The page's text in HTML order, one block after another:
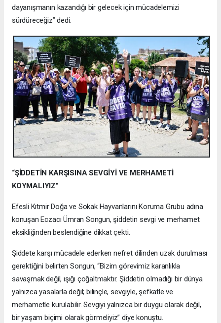
dayanışmanın kazandığı bir gelecek için mücadelemizi
sürdüreceğiz” dedi.
“ŞİDDETİN KARŞISINA SEVGİYİ VE MERHAMETİ
KOYMALIYIZ”
Efesli Kıtmir Doğa ve Sokak Hayvanlarını Koruma Grubu adına
konuşan Eczacı Ümran Songun, şiddetin sevgi ve merhamet
eksikliğinden beslendiğine dikkat çekti.
Şiddete karşı mücadele ederken nefret dilinden uzak durulması
gerektiğini belirten Songun, “Bizim görevimiz karanlıkla
savaşmak değil, ışığı çoğaltmaktır. Şiddetin olmadığı bir dünya
yalnızca yasalarla değil; bilinçle, sevgiyle, şefkatle ve
merhametle kurulabilir. Sevgiyi yalnızca bir duygu olarak değil,
bir yaşam biçimi olarak görmeliyiz” diye konuştu.